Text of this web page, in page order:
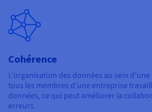
Cohérence
L’organisation des données au sein
tous les membres d’une entreprise
données, ce qui peut améliorer la
erreurs.